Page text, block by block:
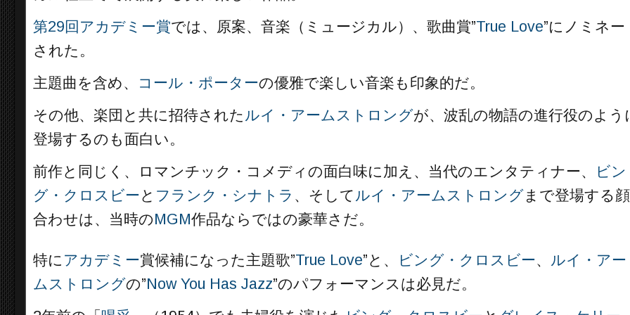
第29回アカデミー賞では、原案、音楽（ミュージカル）、歌曲賞”True Love”にノミネー
された。
主題曲を含め、
コール・ポーターの優雅で楽しい音楽も印象的だ。
その他、楽団と共に招待された ルイ・アームストロングが、波乱の物語の進行役のよう
登場するのも面白い。
前作と同じく、ロマンチック・コメディの面白味に加え、当代のエンタティナー、
ビン
グ・クロスビーと フランク・シナトラ 、そして ルイ・アームストロングまで登場する顔
合わせは、当時のMGM作品ならではの豪華さだ。
特に アカデミー賞候補になった主題歌”True Love”と、 ビング・クロスビー、 ルイ・アー
ムストロングの”Now You Has Jazz”のパフォーマンスは必見だ。